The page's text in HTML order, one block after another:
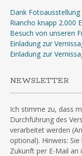
Dank Fotoausstellung
Riancho knapp 2.000
Besuch von unseren
Einladung zur
Einladung zur
NEWSLETTER
Ich stimme zu, dass
Durchführung des
verarbeitet werden
optional). Hinweis:
Zukunft per E-Mail an